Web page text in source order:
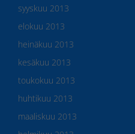
syyskuu 2013
elokuu 2013
heinäkuu 2013
kesäkuu 2013
toukokuu 2013
huhtikuu 2013
maaliskuu 2013